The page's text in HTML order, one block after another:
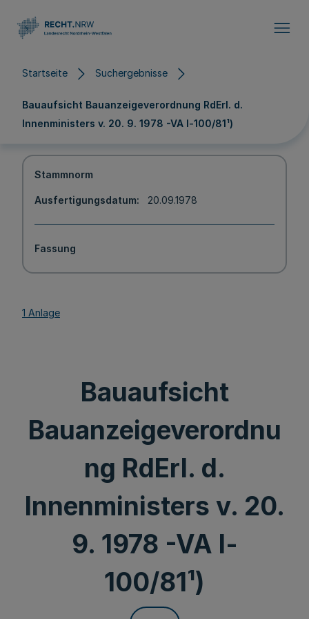
Startseite Suchergebnisse
Bauaufsicht Bauanzeigeverordnung RdErl. d.
Innenministers v. 20. 9. 1978 -VA l-100/81¹)
Stammnorm
Ausfertigungsdatum 20.09.1978
Fassung
1 Anlage
Bauaufsicht
Bauanzeigeverordnu
ng RdErl. d.
Innenministers v. 20.
9. 1978 -VA l-
100/81¹)